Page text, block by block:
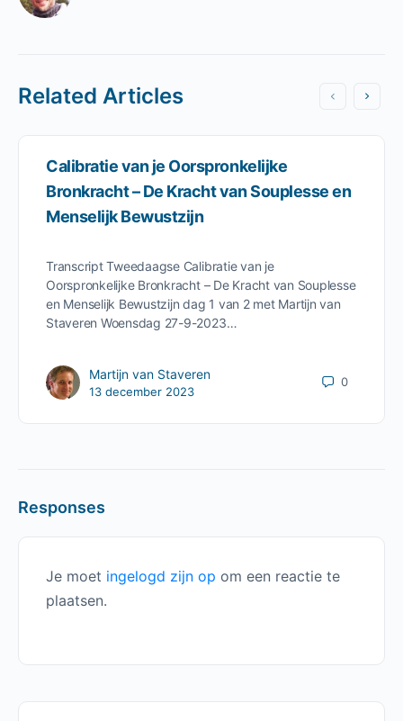
Related Articles
Calibratie van je Oorspronkelijke
Bronkracht – De Kracht van Souplesse en
Menselijk Bewustzijn
Transcript Tweedaagse Calibratie van je
Oorspronkelijke Bronkracht – De Kracht van Souplesse
en Menselijk Bewustzijn dag 1 van 2 met Martijn van
Staveren Woensdag 27-9-2023…
Martijn van Staveren
13 december 2023
0
Responses
Je moet ingelogd zijn op om een reactie te
plaatsen.